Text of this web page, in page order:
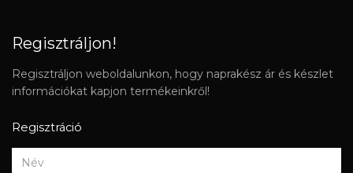
Regisztráljon!
Regisztráljon weboldalunkon, hogy naprakész ár és készlet
információkat kapjon termékeinkről!
Regisztráció